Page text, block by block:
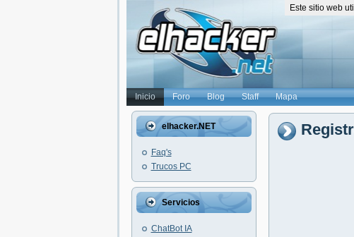
Inicio Foro Blog Staff Mapa
elhacker.NET
Faq's
Trucos PC
Servicios
ChatBot IA
Este sitio web